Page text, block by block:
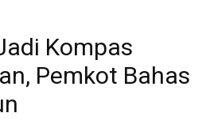
Kompas
Pemkot Bahas